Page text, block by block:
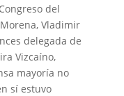
del
Vladimir
delegada de
Vizcaíno,
mayoría no
sí estuvo